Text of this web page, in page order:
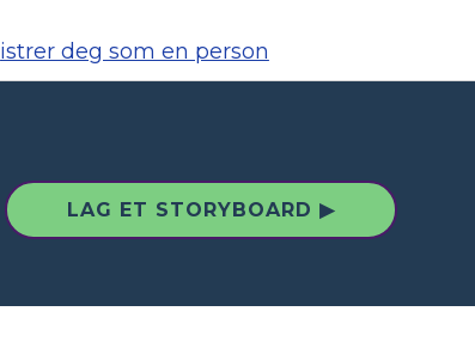
deg som en person
LAG ET STORYBOARD ▶